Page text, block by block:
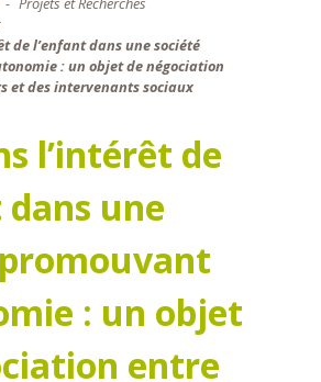
de l’enfant dans une société
: un objet de négociation
et des intervenants sociaux
l’intérêt de
dans une
: un objet
entre